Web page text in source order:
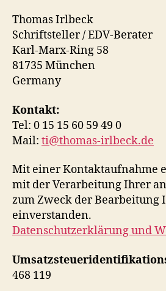
Thomas Irlbeck
Schriftsteller / EDV-Berater
Karl-Marx-Ring 58
81735 München
Germany
Kontakt:
Tel: 0 15 15 60 59 49 0
Mail: ti@thomas-irlbeck.de
Mit einer Kontaktaufnahme
mit der Verarbeitung Ihrer
zum Zweck der Bearbeitung
einverstanden.
Datenschutzerklärung und
468 119